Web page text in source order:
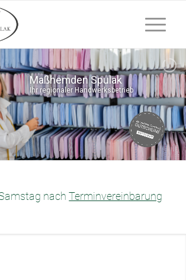
Maßhemden Spulak
Ihr regionaler Handwerksbetrieb
nachTerminvereinbarung